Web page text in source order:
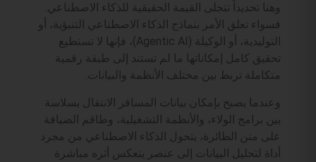
وهنا تحديداً تتجلى القيمة الحقيقية للذكاء الاصطناعي.
فسواء تعلق الأمر بنماذج الذكاء الاصطناعي التنبؤية، أو
التوليدية، أو الوكيلة (Agentic AI)، فإنها لا تستطيع
تحقيق كامل إمكاناتها ما لم تستند إلى طبقة رقمية
متكاملة تربط بين مختلف الأنظمة والبيانات.
وعندما يصبح بإمكان بيانات المسافر الانتقال بسلاسة
بين برامج الولاء، والأنظمة التشغيلية، وطاقم الضيافة
على متن الطائرة، يتحول الذكاء الاصطناعي من مجرد
أداة لتحليل البيانات إلى عنصر ينعكس أثره مباشرة